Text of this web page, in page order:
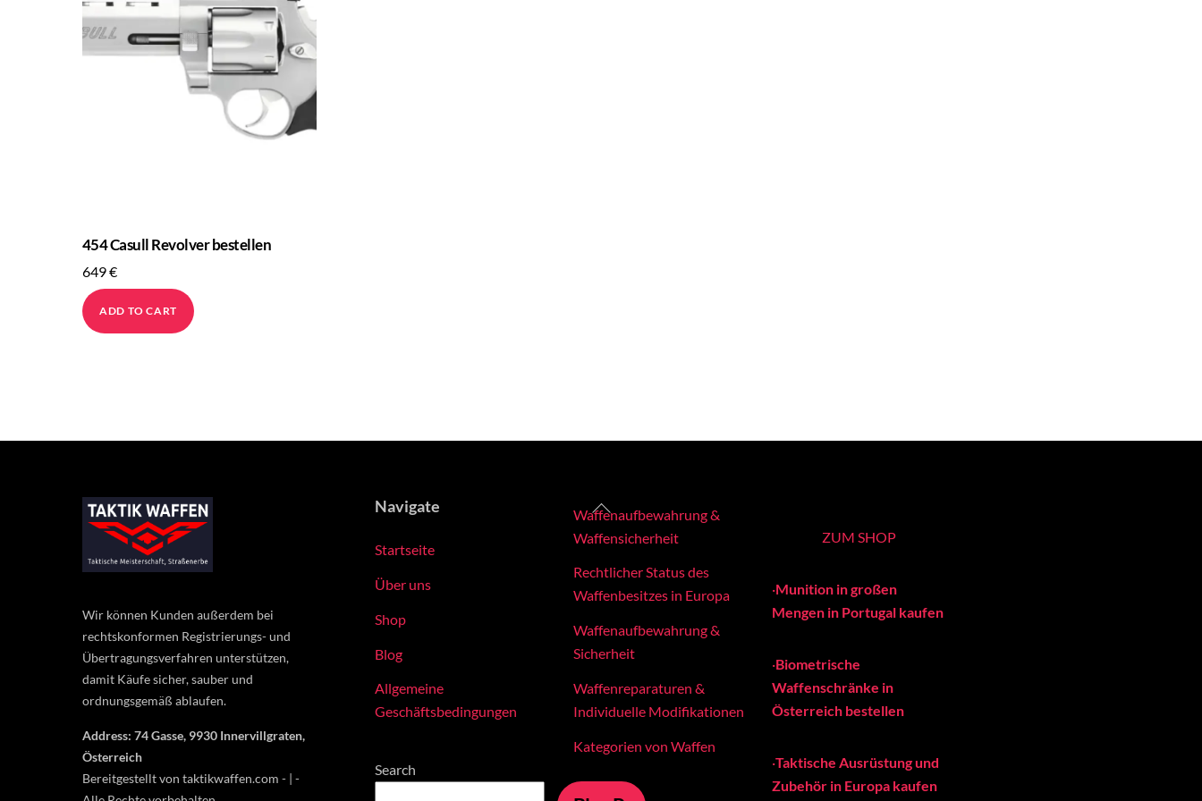
454 Casull Revolver bestellen
649€
ADD TO CART
Back
Wir können Kunden außerdem bei
rechtskonformen Registrierungs- und
Übertragungsverfahren unterstützen,
damit Käufe sicher, sauber und
ordnungsgemäß ablaufen.
Address: 74 Gasse, 9930 Innervillgraten,
Österreich
Bereitgestellt von taktikwaffen.com - | -
Navigate
Startseite
Über uns
Shop
Blog
Allgemeine
Geschäftsbedingungen
Search
Waffenaufbewahrung &
Waffensicherheit
Rechtlicher Status des
Waffenbesitzes in Europa
Waffenaufbewahrung &
Sicherheit
Waffenreparaturen &
Individuelle Modifikationen
Kategorien von Waffen
ZUM SHOP
·Munition in großen
Mengen in Portugal kaufen
·Biometrische
Waffenschränke in
Österreich bestellen
·Taktische Ausrüstung und
Zubehör in Europa kaufen